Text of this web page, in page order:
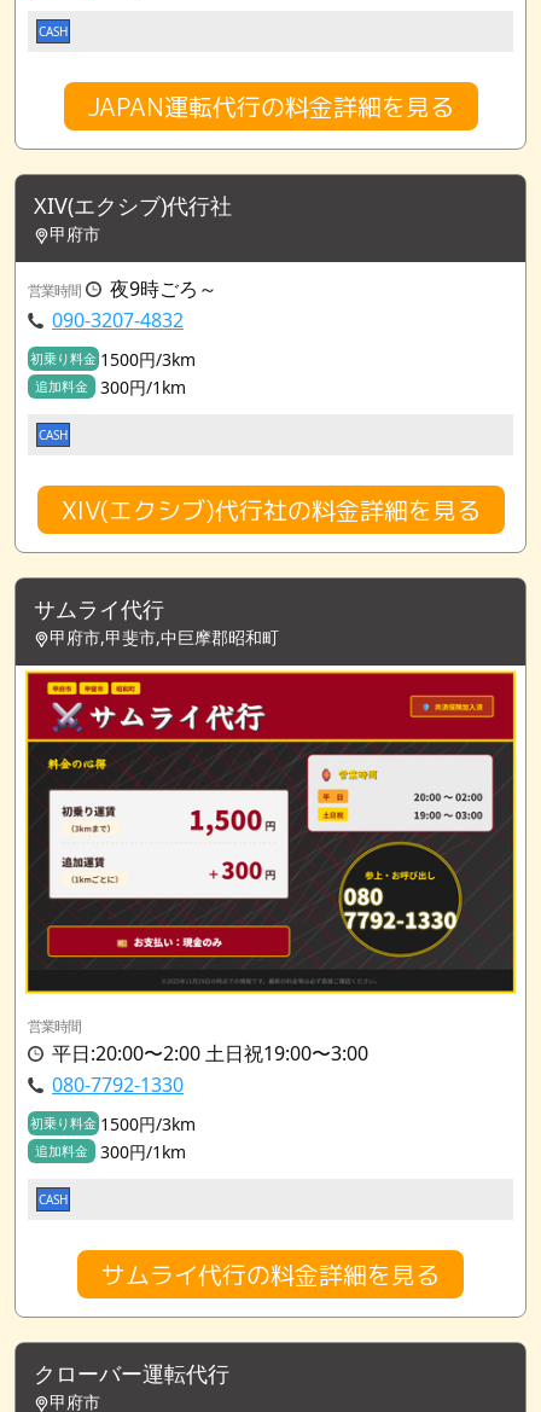
CASH
JAPAN運転代行の料金詳細を見る
XIV(エクシブ)代行社
甲府市
営業時間
夜9時ごろ～
090-3207-4832
初乗り料金 1500円/3km
追加料金 300円/1km
CASH
XIV(エクシブ)代行社の料金詳細を見る
サムライ代行
甲府市,甲斐市,中巨摩郡昭和町
営業時間
平日:20:00〜2:00 土日祝19:00〜3:00
080-7792-1330
初乗り料金 1500円/3km
追加料金 300円/1km
CASH
サムライ代行の料金詳細を見る
クローバー運転代行
甲府市